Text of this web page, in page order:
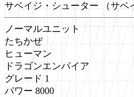
サベイジ・シューター （サベ
ノーマルユニット
たちかぜ
ヒューマン
ドラゴンエンパイア
グレード 1
パワー 8000